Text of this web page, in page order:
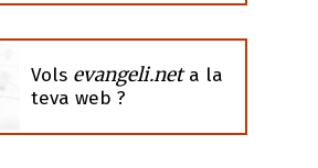
Vols evangeli.neta la
teva web ?